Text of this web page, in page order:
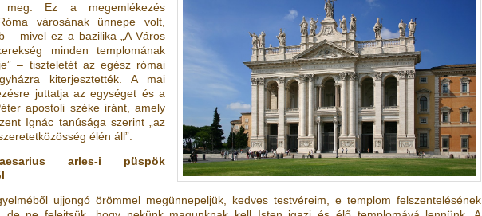
meg. Ez a megemlékezés
városának ünnepe volt,
– mivel ez a bazilika „A Város
minden templomának
– tiszteletét az egész római
kiterjesztették. A mai
juttatja az egységet és a
apostoli széke iránt, amely
Ignác tanúsága szerint „az
élén áll”.
arles-i püspök
ujjongó örömmel megünnepeljük, kedves testvéreim, e templom felszentelésének